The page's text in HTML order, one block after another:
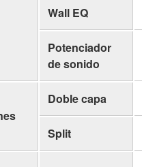
Wall EQ
Potenciador
de sonido
Doble capa
Split